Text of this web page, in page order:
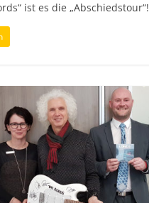
ist es die „Abschiedstour“!